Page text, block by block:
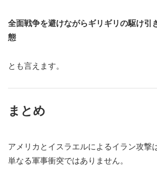
全面戦争を避けながらギリギリの駆け引
態
とも言えます。
まとめ
アメリカとイスラエルによるイラン攻撃
単なる軍事衝突ではありません。